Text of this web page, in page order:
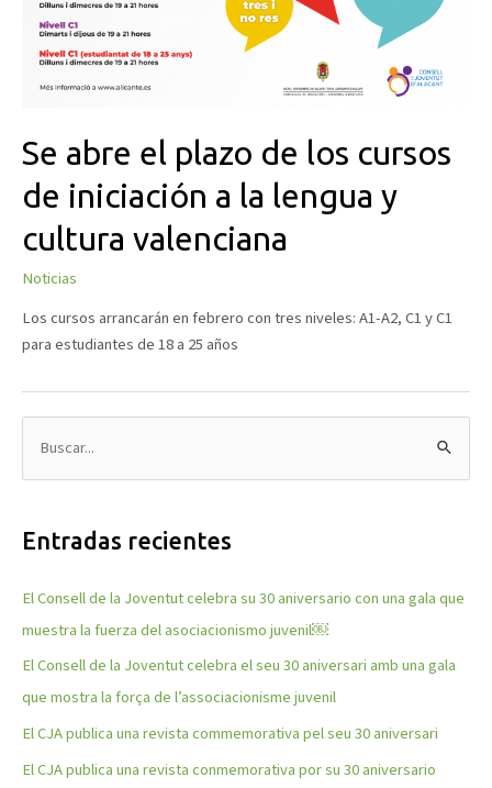
Se abre el plazo de los cursos
de iniciación a la lengua y
cultura valenciana
Noticias
Los cursos arrancarán en febrero con tres niveles: A1-A2, C1 y C1
para estudiantes de 18 a 25 años
u
c
r
p
o
r
:
Entradas recientes
El Consell de la Joventut celebra su 30 aniversario con una gala que
muestra la fuerza del asociacionismo juvenil￼
El Consell de la Joventut celebra el seu 30 aniversari amb una gala
que mostra la força de l’associacionisme juvenil
El CJA publica una revista commemorativa pel seu 30 aniversari
El CJA publica una revista conmemorativa por su 30 aniversario